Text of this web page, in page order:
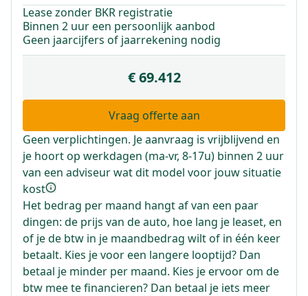
Lease zonder BKR registratie
Binnen 2 uur een persoonlijk aanbod
Geen jaarcijfers of jaarrekening nodig
€ 69.412
Vraag offerte aan
Geen verplichtingen. Je aanvraag is vrijblijvend en
je hoort op werkdagen (ma-vr, 8-17u) binnen 2 uur
van een adviseur wat dit model voor jouw situatie
kost
Het bedrag per maand hangt af van een paar
dingen: de prijs van de auto, hoe lang je leaset, en
of je de btw in je maandbedrag wilt of in één keer
betaalt. Kies je voor een langere looptijd? Dan
betaal je minder per maand. Kies je ervoor om de
btw mee te financieren? Dan betaal je iets meer